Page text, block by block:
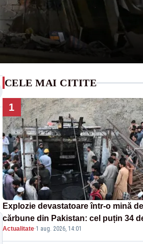
CELE MAI CITITE
1
Explozie devastatoare într-o mină de
cărbune din Pakistan: cel puțin 34
morți - VIDEO
Actualitate·1 aug. 2026, 14:01